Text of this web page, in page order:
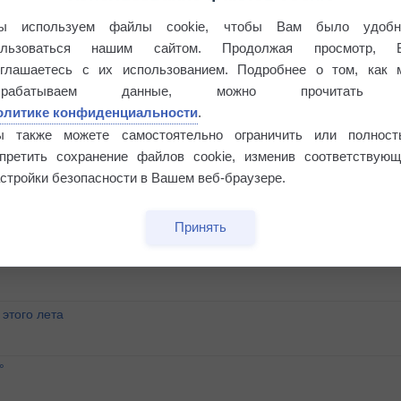
лета
используем файлы cookie, чтобы Вам было
нашим сайтом. Продолжая просмотр,
с их использованием. Подробнее о том, как
данные, можно прочитать
конфиденциальности.
также можете самостоятельно ограничить или
сохранение файлов cookie, изменив
безопасности в Вашем веб-браузере.
Принять